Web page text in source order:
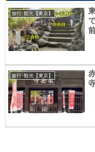
旅行･観光【東京】
旅行･観光【東京】